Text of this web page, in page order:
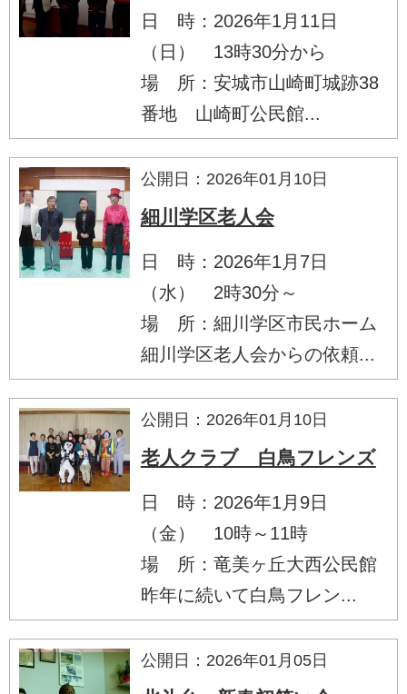
日 時：2026年1月11日
（日） 13時30分から
場 所：安城市山崎町城跡38
番地 山崎町公民館...
公開日：2026年01月10日
細川学区老人会
日 時：2026年1月7日
（水） 2時30分～
場 所：細川学区市民ホーム
細川学区老人会からの依頼...
公開日：2026年01月10日
老人クラブ 白鳥フレンズ
日 時：2026年1月9日
（金） 10時～11時
場 所：竜美ヶ丘大西公民館
昨年に続いて白鳥フレン...
公開日：2026年01月05日